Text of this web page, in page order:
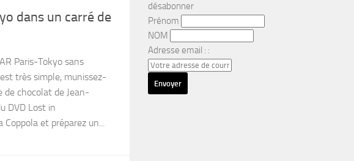
dans un carré de
Paris-Tokyo sans
très simple, munissez-
de chocolat de Jean-
DVD Lost in
et préparez un...
désabonner
Prénom
NOM
Adresse email : :